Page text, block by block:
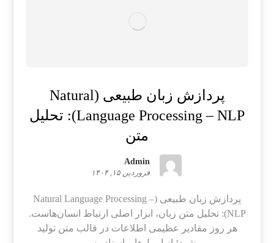
پردازش زبان طبیعی (Natural
Language Processing – NLP): تحلیل
متن
Admin
فروردین ۱۵, ۱۴۰۴
پردازش زبان طبیعی (Natural Language Processing –
NLP): تحلیل متن زبان، ابزار اصلی ارتباط انسان‌هاست.
هر روز مقادیر عظیمی اطلاعات در قالب متن تولید